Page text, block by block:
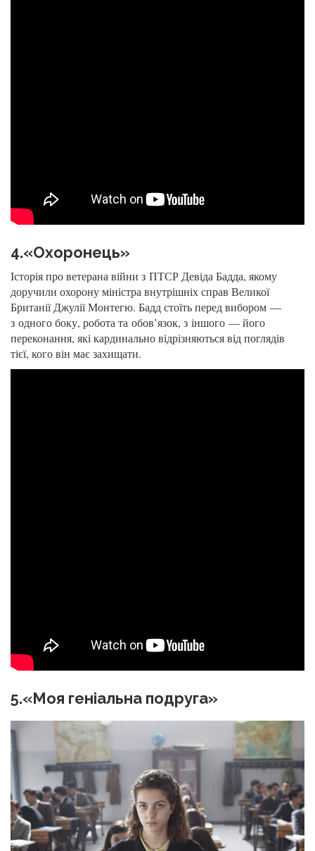
4.«Охоронець»
Історія про ветерана війни з ПТСР Девіда Бадда, якому
доручили охорону міністра внутрішніх справ Великої
Британії Джулії Монтегю. Бадд стоїть перед вибором —
з одного боку, робота та обов’язок, з іншого — його
переконання, які кардинально відрізняються від поглядів
тієї, кого він має захищати.
5.«Моя геніальна подруга»